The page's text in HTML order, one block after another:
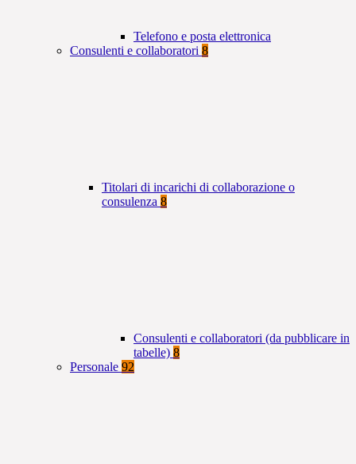
Telefono e posta elettronica
Consulenti e collaboratori 8
Titolari di incarichi di collaborazione o
consulenza 8
Consulenti e collaboratori (da pubblicare in
tabelle) 8
Personale 92